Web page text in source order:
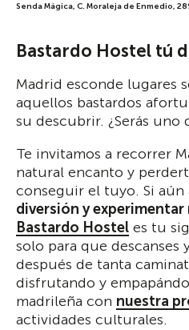
Senda Mágica, C. Moraleja de Enmedio,
Bastardo Hostel tú
Madrid esconde lugares
aquellos bastardos
su descubrir. ¿Serás uno
Te invitamos a recorrer
natural encanto y
conseguir el tuyo. Si aún
diversión y experimentar
Bastardo Hostel es tu
solo para que descanses
después de tanta
disfrutando y
madrileña con nuestra
actividades culturales.